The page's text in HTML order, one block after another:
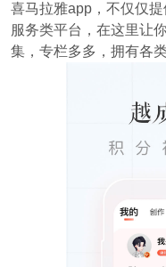
喜马拉雅app，不仅仅
服务类平台，在这里让
集，专栏多多，拥有各